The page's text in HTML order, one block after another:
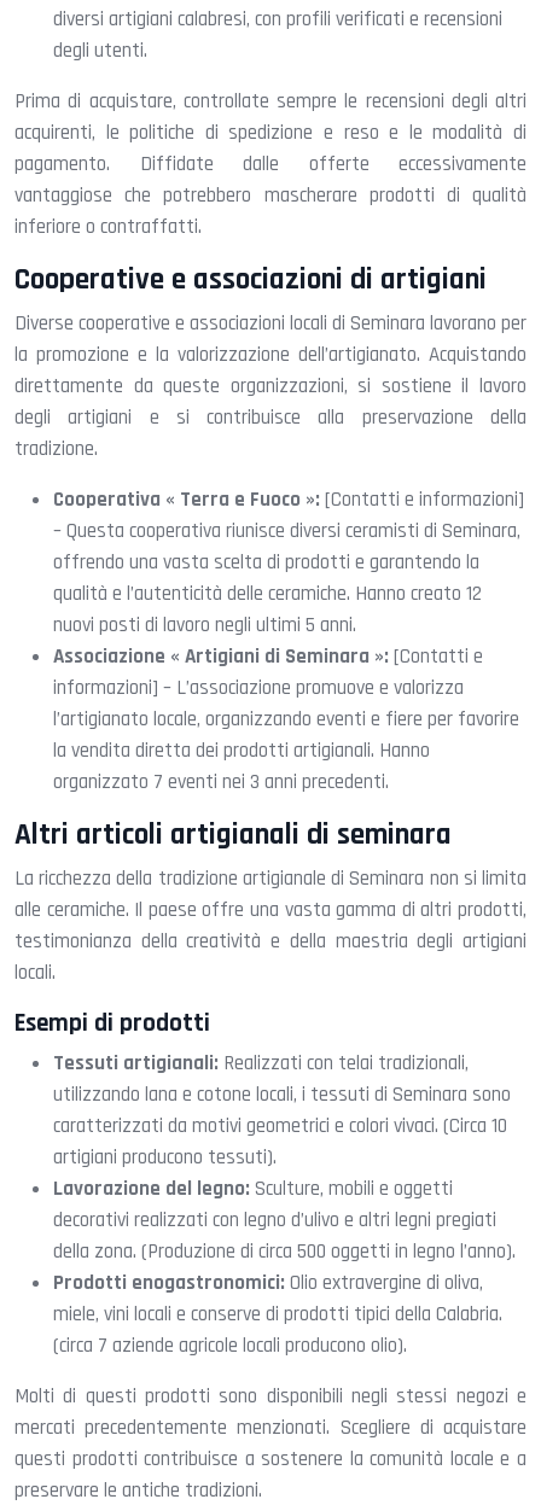
diversi artigiani calabresi, con profili verificati e recensioni
degli utenti.
Prima di acquistare, controllate sempre le recensioni degli altri
acquirenti, le politiche di spedizione e reso e le modalità di
pagamento. Diffidate dalle offerte eccessivamente
vantaggiose che potrebbero mascherare prodotti di qualità
inferiore o contraffatti.
Cooperative e associazioni di artigiani
Diverse cooperative e associazioni locali di Seminara lavorano per
la promozione e la valorizzazione dell’artigianato. Acquistando
direttamente da queste organizzazioni, si sostiene il lavoro
degli artigiani e si contribuisce alla preservazione della
tradizione.
Cooperativa « Terra e Fuoco »: [Contatti e informazioni]
– Questa cooperativa riunisce diversi ceramisti di Seminara,
offrendo una vasta scelta di prodotti e garantendo la
qualità e l’autenticità delle ceramiche. Hanno creato 12
nuovi posti di lavoro negli ultimi 5 anni.
Associazione « Artigiani di Seminara »: [Contatti e
informazioni] – L’associazione promuove e valorizza
l’artigianato locale, organizzando eventi e fiere per favorire
la vendita diretta dei prodotti artigianali. Hanno
organizzato 7 eventi nei 3 anni precedenti.
Altri articoli artigianali di seminara
La ricchezza della tradizione artigianale di Seminara non si limita
alle ceramiche. Il paese offre una vasta gamma di altri prodotti,
testimonianza della creatività e della maestria degli artigiani
locali.
Esempi di prodotti
Tessuti artigianali: Realizzati con telai tradizionali,
utilizzando lana e cotone locali, i tessuti di Seminara sono
caratterizzati da motivi geometrici e colori vivaci. (Circa 10
artigiani producono tessuti).
Lavorazione del legno: Sculture, mobili e oggetti
decorativi realizzati con legno d’ulivo e altri legni pregiati
della zona. (Produzione di circa 500 oggetti in legno l’anno).
Prodotti enogastronomici: Olio extravergine di oliva,
miele, vini locali e conserve di prodotti tipici della Calabria.
(circa 7 aziende agricole locali producono olio).
Molti di questi prodotti sono disponibili negli stessi negozi e
mercati precedentemente menzionati. Scegliere di acquistare
questi prodotti contribuisce a sostenere la comunità locale e a
preservare le antiche tradizioni.